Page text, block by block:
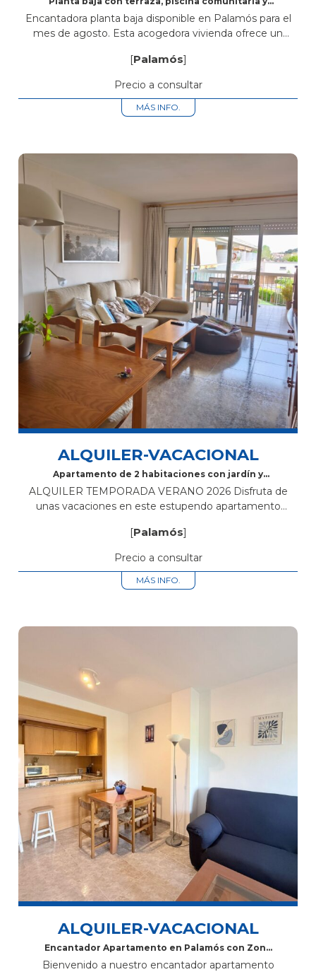
Encantadora planta baja disponible en Palamós para el
mes de agosto. Esta acogedora vivienda ofrece un
unas merecidas vacaciones en la...
[Palamós]
Precio a consultar
MÁS INFO.
ALQUILER-VACACIONAL
Apartamento de 2 habitaciones con jardín y
ALQUILER TEMPORADA VERANO 2026 Disfruta de
unas vacaciones en este estupendo apartamento
dobles, un baño completo con bañera, un luminoso
salón-comedor con...
[Palamós]
Precio a consultar
MÁS INFO.
ALQUILER-VACACIONAL
Encantador Apartamento en Palamós con Zona
Bienvenido a nuestro encantador apartamento